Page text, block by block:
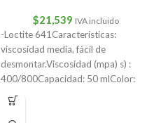
$21,539 IVA incluido
-Loctite 641Características:
viscosidad media, fácil de
desmontar.Viscosidad (mpa) s) :
400/800Capacidad: 50 mlColor:
amarilloFuerza de corte
psi:940Espacio máximo de llenado